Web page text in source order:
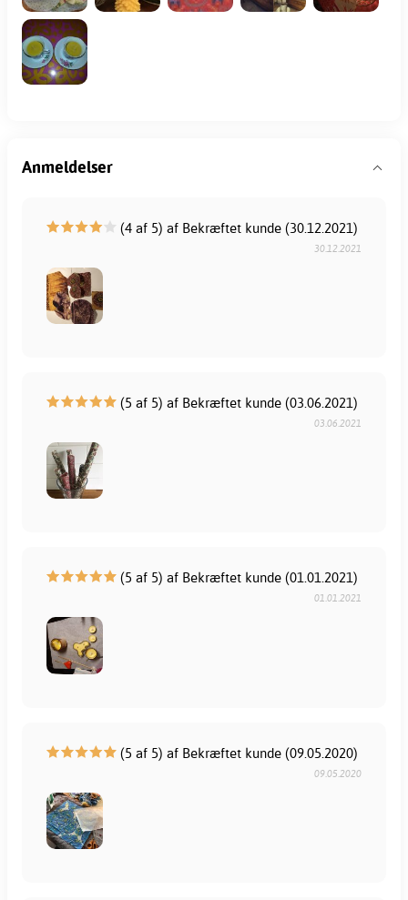
Anmeldelser
(4 af 5) af Bekræftet kunde (30.12.2021)
30.12.2021
(5 af 5) af Bekræftet kunde (03.06.2021)
03.06.2021
(5 af 5) af Bekræftet kunde (01.01.2021)
01.01.2021
(5 af 5) af Bekræftet kunde (09.05.2020)
09.05.2020